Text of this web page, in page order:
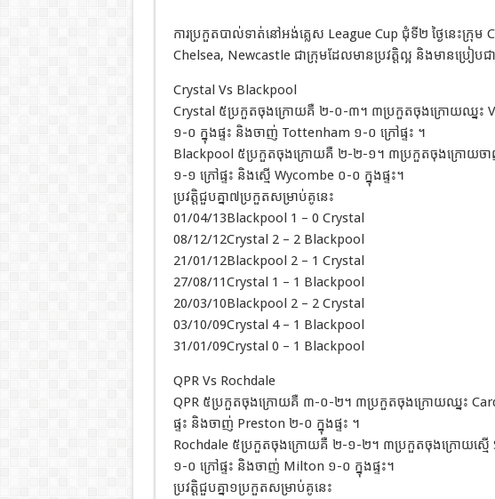
ការប្រកួតបាល់ទាត់នៅអង់គ្លេស League Cup ជុំទី២ ថ្ងៃនេះក្រុ
Chelsea, Newcastle ជាក្រុមដែលមានប្រវត្តិល្អ និងមានប្រៀប
Crystal Vs Blackpool
Crystal ៥ប្រកួតចុងក្រោយគឺ ២-០-៣។ ៣ប្រកួតចុងក្រោយឈ្នះ
១-០ ក្នុងផ្ទះ និងចាញ់ Tottenham ១-០ ក្រៅផ្ទះ ។
Blackpool ៥ប្រកួតចុងក្រោយគឺ ២-២-១។ ៣ប្រកួតចុងក្រោយចា
១-១ ក្រៅផ្ទះ និងស្មើ Wycombe ០-០ ក្នុងផ្ទះ។
ប្រវត្តិជួបគ្នា៧ប្រកួតសម្រាប់គូនេះ
01/04/13Blackpool 1 – 0 Crystal
08/12/12Crystal 2 – 2 Blackpool
21/01/12Blackpool 2 – 1 Crystal
27/08/11Crystal 1 – 1 Blackpool
20/03/10Blackpool 2 – 2 Crystal
03/10/09Crystal 4 – 1 Blackpool
31/01/09Crystal 0 – 1 Blackpool
QPR Vs Rochdale
QPR ៥ប្រកួតចុងក្រោយគឺ ៣-០-២។ ៣ប្រកួតចុងក្រោយឈ្នះ
ផ្ទះ និងចាញ់ Preston ២-០ ក្នុងផ្ទះ ។
Rochdale ៥ប្រកួតចុងក្រោយគឺ ២-១-២។ ៣ប្រកួតចុងក្រោយស្មើ
១-០ ក្រៅផ្ទះ និងចាញ់ Milton ១-០ ក្នុងផ្ទះ។
ប្រវត្តិជួបគ្នា១ប្រកួតសម្រាប់គូនេះ